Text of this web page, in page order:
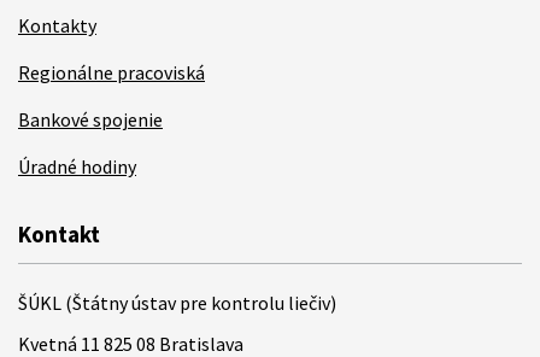
Kontakty
Regionálne pracoviská
Bankové spojenie
Úradné hodiny
Kontakt
ŠÚKL (Štátny ústav pre kontrolu liečiv)
Kvetná 11 825 08 Bratislava